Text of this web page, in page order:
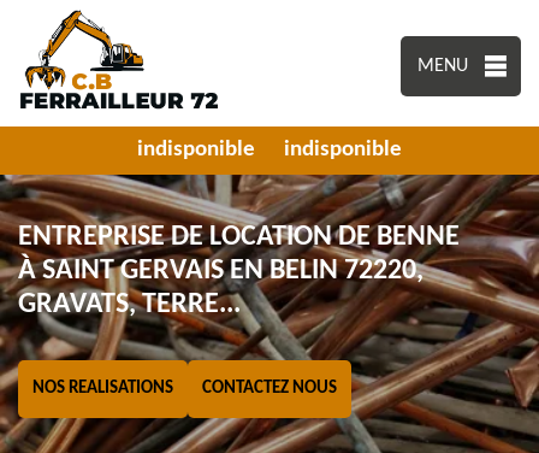
MENU
indisponible indisponible
ENTREPRISE DE LOCATION DE BENNE
À SAINT GERVAIS EN BELIN 72220,
GRAVATS, TERRE...
NOS REALISATIONS CONTACTEZ NOUS